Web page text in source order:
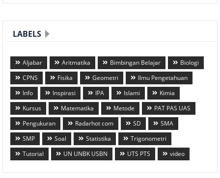
LABELS
Aljabar Aritmatika Bimbingan Belajar
Biologi
CPNS
Fisika Geometri
Ilmu Pengetahuan
Info
Inspirasi IPA Islami
Kimia
Kursus
Matematika Metode
PAT PAS UAS
Pengukuran
Radarhot com SD
SMA
SMP
Soal Statistika
Trigonometri
Tutorial
UN UNBK USBN UTS PTS video